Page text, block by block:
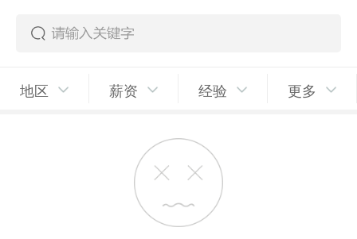
地区 薪资 经验 更多